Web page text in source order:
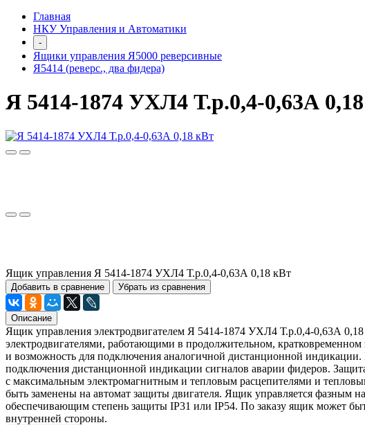
Главная
НКУ Управления и Автоматики
-
Ящики управления Я5000 реверсивные
Я5414 (реверс., два фидера)
Я 5414-1874 УХЛ4 Т.р.0,4-0,63А
Ящик управления Я 5414-1874 УХЛ4 Т.р.0,4-0,63А 0,18 кВт
Добавить в сравнение Убрать из сравнения
Описание
Ящик управления электродвигателем Я 5414-1874 УХЛ4 Т.р.0,4-0,63А
электродвигателями, работающими в продолжительном,
и возможность для подключения аналогичной дистанционной
подключения дистанционной индикации сигналов аварии фидеров.
с максимальным электромагнитным и тепловым расцепителями и
быть заменены на автомат защиты двигателя. Ящик управляется фазным
обеспечивающим степень защиты IР31 или IP54. По заказу ящик может
внутренней стороны.